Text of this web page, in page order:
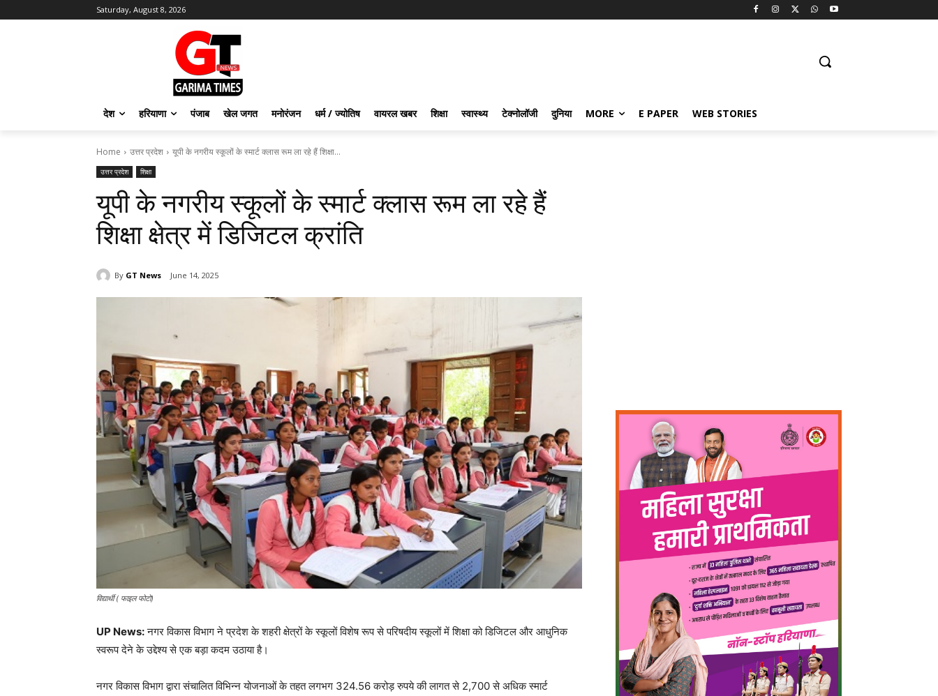
Saturday, August 8, 2026
देश हरियाणा पंजाब खेल जगत मनोरंजन धर्म / ज्योतिष वायरल खबर शिक्षा स्वास्थ्य टेक्नोलॉजी दुनिया MORE E PAPER WEB STORIES
Home उत्तर प्रदेश यूपी के नगरीय स्कूलों के स्मार्ट क्लास रूम ला रहे हैं शिक्षा...
उत्तर प्रदेश शिक्षा
यूपी के नगरीय स्कूलों के स्मार्ट क्लास रूम ला रहे हैं
शिक्षा क्षेत्र में डिजिटल क्रांति
By GT News June 14, 2025
विद्यार्थी ( फाइल फोटो)
UP News:नगर विकास विभाग ने प्रदेश के शहरी क्षेत्रों के स्कूलों विशेष रूप से परिषदीय स्कूलों में शिक्षा को डिजिटल और आधुनिक
स्वरूप देने के उद्देश्य से एक बड़ा कदम उठाया है।
नगर विकास विभाग द्वारा संचालित विभिन्न योजनाओं के तहत लगभग 324.56 करोड़ रुपये की लागत से 2,700 से अधिक स्मार्ट